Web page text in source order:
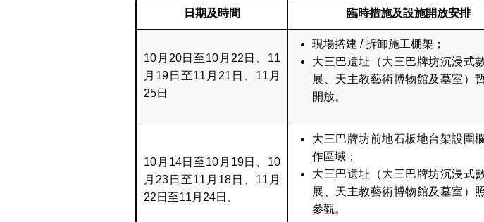
日期及時間 臨時措施及設施開放安排
10月20日至10月22日、11
月19日至11月21日、11月
25日
現場搭建 / 拆卸施工棚架；
大三巴遺址（大三巴牌坊沉浸式
展、天主教藝術博物館及墓室）
開放。
10月14日至10月19日、10
月23日至11月18日、11月
22日至11月24日、
大三巴牌坊前地石板地台架設圍
作區域；
大三巴遺址（大三巴牌坊沉浸式
展、天主教藝術博物館及墓室）
參觀。